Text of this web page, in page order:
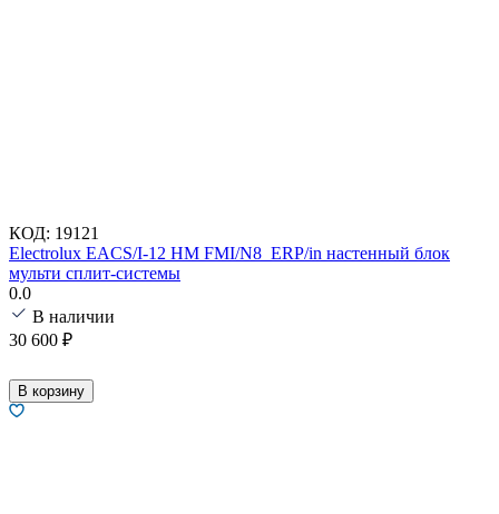
КОД: 19121
Electrolux EACS/I-12 HM FMI/N8_ERP/in настенный блок
мульти сплит-системы
0.0
В наличии
30 600 ₽
В корзину